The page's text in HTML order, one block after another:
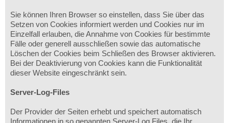
Sie können Ihren Browser so einstellen, dass Sie über das
Setzen von Cookies informiert werden und Cookies nur im
Einzelfall erlauben, die Annahme von Cookies für bestimmte
Fälle oder generell ausschließen sowie das automatische
Löschen der Cookies beim Schließen des Browser aktivieren.
Bei der Deaktivierung von Cookies kann die Funktionalität
dieser Website eingeschränkt sein.
Server-Log-Files
Der Provider der Seiten erhebt und speichert automatisch
Informationen in so genannten Server-Log Files, die Ihr